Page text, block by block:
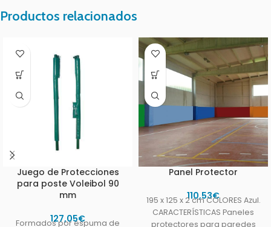
Productos relacionados
Juego de Protecciones
para poste Voleibol 90
mm
127,05€
Formados por espuma de
Panel Protector
110,53€
195 x 125 x 2 cm COLORES Azul.
CARACTERÍSTICAS Paneles
protectores para paredes